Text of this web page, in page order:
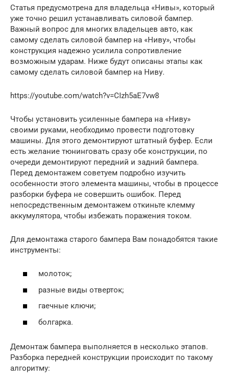
Статья предусмотрена для владельца «Нивы», который
уже точно решил устанавливать силовой бампер.
Важный вопрос для многих владельцев авто, как
самому сделать силовой бампер на «Ниву», чтобы
конструкция надежно усилила сопротивление
возможным ударам. Ниже будут описаны этапы как
самому сделать силовой бампер на Ниву.
https://youtube.com/watch?v=CIzh5aE7vw8
Чтобы установить усиленные бампера на «Ниву»
своими руками, необходимо провести подготовку
машины. Для этого демонтируют штатный буфер. Если
есть желание тюнинговать сразу обе конструкции, по
очереди демонтируют передний и задний бампера.
Перед демонтажем советуем подробно изучить
особенности этого элемента машины, чтобы в процессе
разборки буфера не совершить ошибок. Перед
непосредственным демонтажем откиньте клемму
аккумулятора, чтобы избежать поражения током.
Для демонтажа старого бампера Вам понадобятся такие
инструменты:
молоток;
разные виды отверток;
гаечные ключи;
болгарка.
Демонтаж бампера выполняется в несколько этапов.
Разборка передней конструкции происходит по такому
алгоритму: